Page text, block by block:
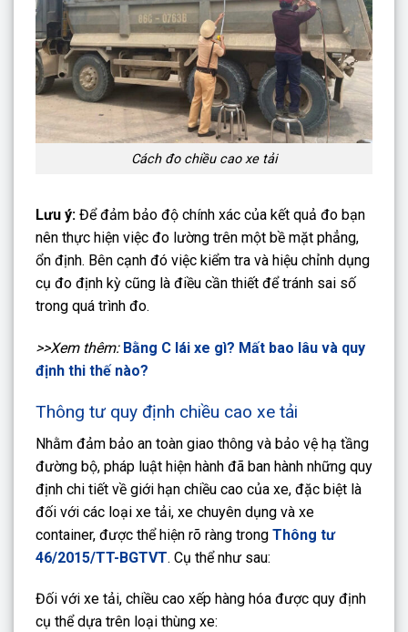
Cách đo chiều cao xe tải
Lưu ý: Để đảm bảo độ chính xác của kết quả đo bạn
nên thực hiện việc đo lường trên một bề mặt phẳng,
ổn định. Bên cạnh đó việc kiểm tra và hiệu chỉnh dụng
cụ đo định kỳ cũng là điều cần thiết để tránh sai số
trong quá trình đo.
>>Xem thêm: Bằng C lái xe gì? Mất bao lâu và quy
định thi thế nào?
Thông tư quy định chiều cao xe tải
Nhằm đảm bảo an toàn giao thông và bảo vệ hạ tầng
đường bộ, pháp luật hiện hành đã ban hành những quy
định chi tiết về giới hạn chiều cao của xe, đặc biệt là
đối với các loại xe tải, xe chuyên dụng và xe
container, được thể hiện rõ ràng trong Thông tư
46/2015/TT-BGTVT. Cụ thể như sau:
Đối với xe tải, chiều cao xếp hàng hóa được quy định
cụ thể dựa trên loại thùng xe: